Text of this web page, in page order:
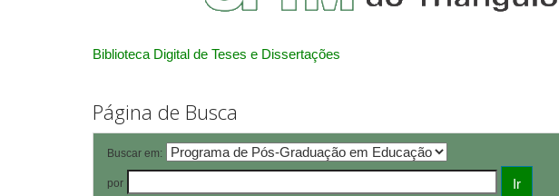
Biblioteca Digital de Teses e Dissertações
Página de Busca
Buscar em:
por